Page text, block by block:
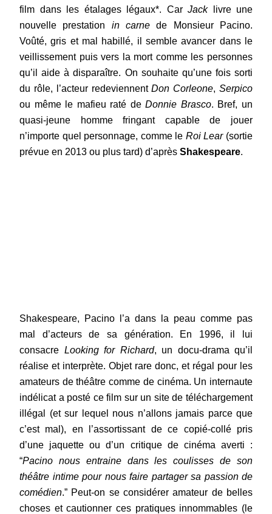
film dans les étalages légaux*. Car Jack livre une
nouvelle prestation in carnede Monsieur Pacino.
Voûté, gris et mal habillé, il semble avancer dans le
veillissement puis vers la mort comme les personnes
qu’il aide à disparaître. On souhaite qu’une fois sorti
du rôle, l’acteur redeviennentDon Corleone,Serpico
ou même le mafieu raté deDonnie Brasco. Bref, un
quasi-jeune homme fringant capable de jouer
n’importe quel personnage, comme le Roi Lear(sortie
prévue en 2013 ou plus tard) d’après Shakespeare.
Shakespeare, Pacino l’a dans la peau comme pas
mal d’acteurs de sa génération. En 1996, il lui
consacre Looking for Richard, un docu-drama qu’il
réalise et interprète. Objet rare donc, et régal pour les
amateurs de théâtre comme de cinéma. Un internaute
indélicat a posté ce film sur un site de téléchargement
illégal (et sur lequel nous n’allons jamais parce que
c’est mal), en l’assortissant de ce copié-collé pris
d’une jaquette ou d’un critique de cinéma averti :
“Pacino nous entraine dans les coulisses de son
théâtre intime pour nous faire partager sa passion de
comédien.” Peut-on se considérer amateur de belles
choses et cautionner ces pratiques innommables (le